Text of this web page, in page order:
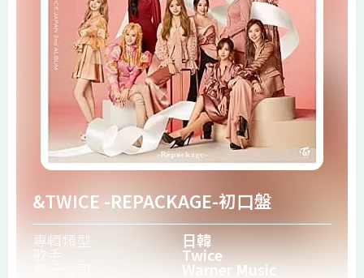
&TWICE -REPACKAGE-初口盤
專輯類型 日韓
歌手 Twice
Warner Music